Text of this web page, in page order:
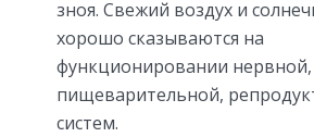
зноя. Свежий воздух и
хорошо сказываются на
функционировании нервной,
пищеварительной,
систем.